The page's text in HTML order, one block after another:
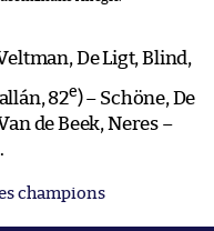
De Ligt, Blind,
82e) – Schöne, De
de Beek, Neres –
champions